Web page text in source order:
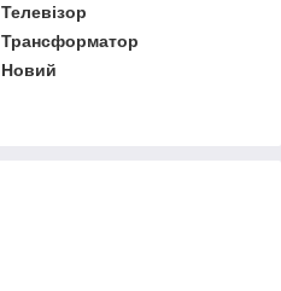
Телевізор
Трансформатор
Новий